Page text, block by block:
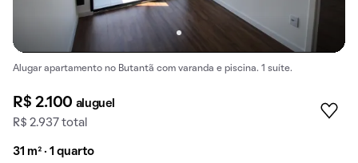
Alugar apartamento no Butantã com varanda e piscina. 1 suíte.
R$ 2.100 aluguel
R$ 2.937 total
31 m² · 1 quarto